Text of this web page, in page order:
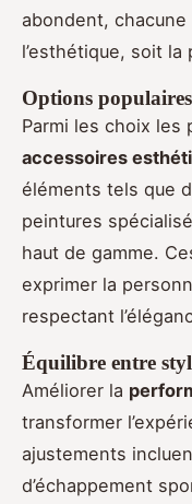
abondent, chacune
l’esthétique, soit la
Options
Parmi les choix les
accessoires
éléments tels que
peintures
haut de gamme.
exprimer la
respectant
Équilibre entre
Améliorer la
transformer
ajustements
d’échappement